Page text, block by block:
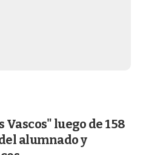
luego de 158
alumnado y